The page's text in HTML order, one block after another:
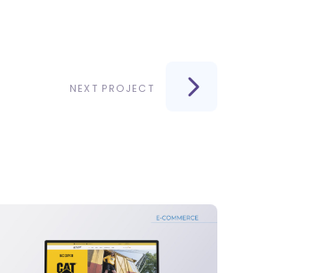
NEXT PROJECT